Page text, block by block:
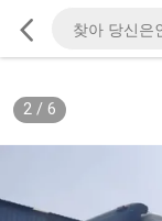
2/ 6